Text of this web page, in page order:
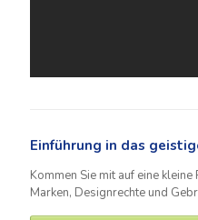
Einführung in das
Kommen Sie mit auf eine
Marken, Designrechte und